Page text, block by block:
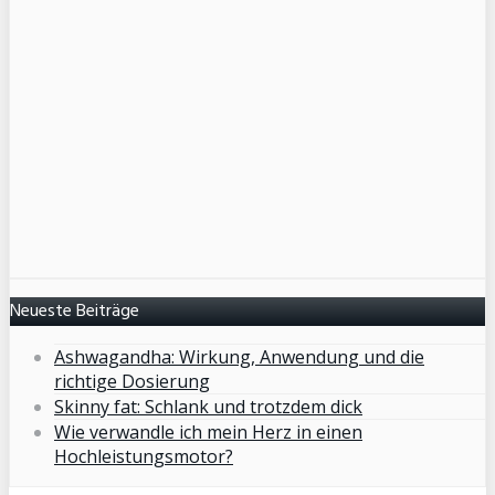
Neueste Beiträge
Ashwagandha: Wirkung, Anwendung und die
richtige Dosierung
Skinny fat: Schlank und trotzdem dick
Wie verwandle ich mein Herz in einen
Hochleistungsmotor?